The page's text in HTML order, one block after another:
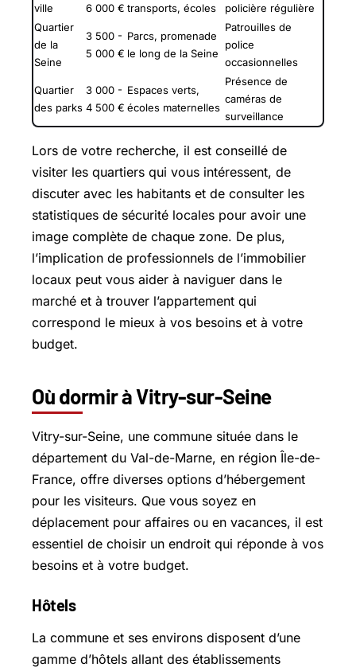
ville
6 000 € transports, écoles
policière régulière
Quartier
de la
Seine
3 500 -
5 000 €
Parcs, promenade
le long de la Seine
Patrouilles de
police
occasionnelles
Quartier
des parks
3 000 -
4 500 €
Espaces verts,
écoles maternelles
Présence de
caméras de
surveillance
Lors de votre recherche, il est conseillé de
visiter les quartiers qui vous intéressent, de
discuter avec les habitants et de consulter les
statistiques de sécurité locales pour avoir une
image complète de chaque zone. De plus,
l’implication de professionnels de l’immobilier
locaux peut vous aider à naviguer dans le
marché et à trouver l’appartement qui
correspond le mieux à vos besoins et à votre
budget.
Où dormir à Vitry-sur-Seine
Vitry-sur-Seine, une commune située dans le
département du Val-de-Marne, en région Île-de-
France, offre diverses options d’hébergement
pour les visiteurs. Que vous soyez en
déplacement pour affaires ou en vacances, il est
essentiel de choisir un endroit qui réponde à vos
besoins et à votre budget.
Hôtels
La commune et ses environs disposent d’une
gamme d’hôtels allant des établissements